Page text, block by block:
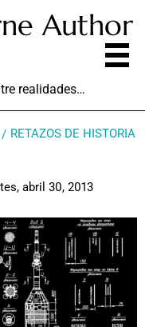
Author
realidades…
RETAZOS DE HISTORIA
abril 30, 2013